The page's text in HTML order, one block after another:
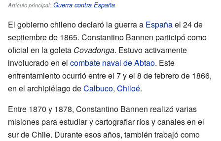
Artículo principal: Guerra contra España
El gobierno chileno declaró la guerra a Españael 24 de
septiembre de 1865. Constantino Bannen participó como
oficial en la goleta Covadonga. Estuvo activamente
involucrado en el combate naval de Abtao. Este
enfrentamiento ocurrió entre el 7 y el 8 de febrero de 1866,
en el archipiélago deCalbuco, Chiloé.
Entre 1870 y 1878, Constantino Bannen realizó varias
misiones para estudiar y cartografiar ríos y canales en el
sur de Chile. Durante esos años, también trabajó como